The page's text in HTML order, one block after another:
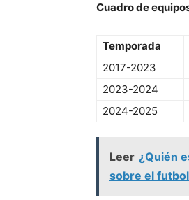
Cuadro de
Temporada
2017-2023
2023-2024
2024-2025
Leer ¿Quién
sobre el